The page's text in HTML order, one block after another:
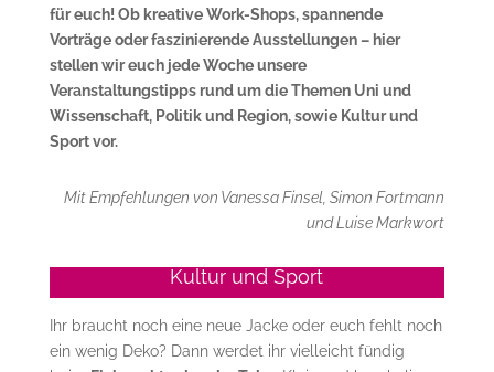
für euch! Ob kreative Work-Shops, spannende
Vorträge oder faszinierende Ausstellungen – hier
stellen wir euch jede Woche unsere
Veranstaltungstipps rund um die Themen Uni und
Wissenschaft, Politik und Region, sowie Kultur und
Sport vor.
Mit Empfehlungen von Vanessa Finsel, Simon Fortmann
und Luise Markwort
Kultur und Sport
Ihr braucht noch eine neue Jacke oder euch fehlt noch
ein wenig Deko? Dann werdet ihr vielleicht fündig